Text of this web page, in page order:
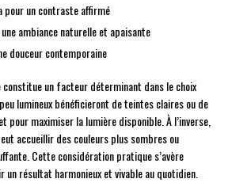
un contraste affirmé
ambiance naturelle et apaisante
douceur contemporaine
constitue un facteur déterminant dans le choix
lumineux bénéficieront de teintes claires ou de
pour maximiser la lumière disponible. À l’inverse,
accueillir des couleurs plus sombres ou
Cette considération pratique s’avère
résultat harmonieux et vivable au quotidien.